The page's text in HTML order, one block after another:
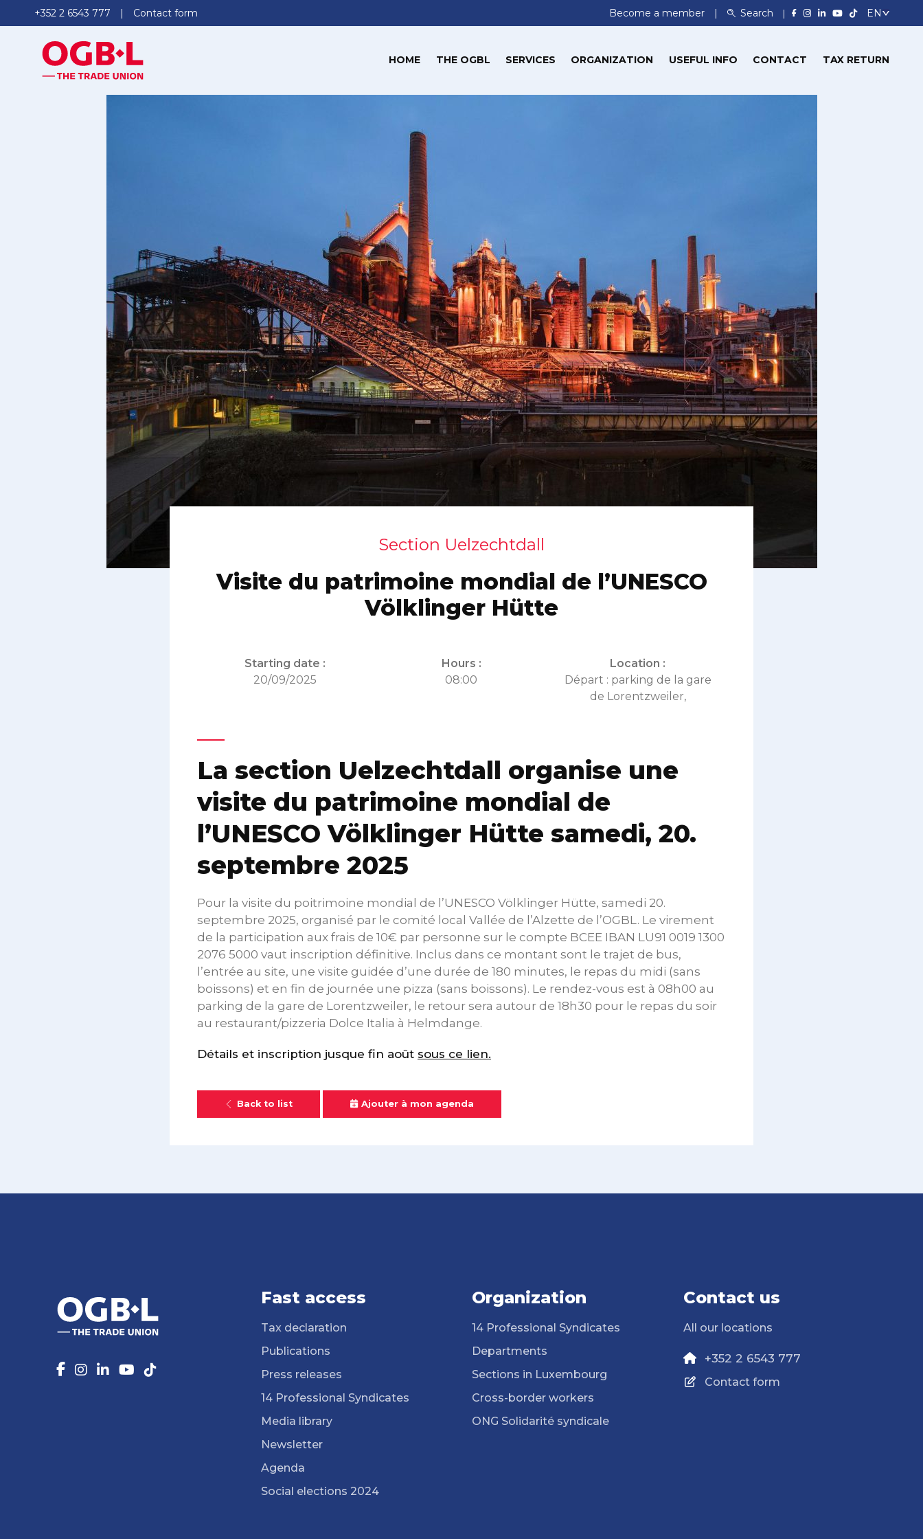
+352 2 6543 777 Contact form Become a member Search
HOME THE OGBL SERVICES ORGANIZATION USEFUL INFO CONTACT TAX RETURN
Section Uelzechtdall
Visite du patrimoine mondial de l’UNESCO
Völklinger Hütte
Starting date :
20/09/2025
Hours :
08:00
Location :
Départ : parking de la gare
de Lorentzweiler,
La section Uelzechtdall organise une
visite du patrimoine mondial de
l’UNESCO Völklinger Hütte samedi, 20.
septembre 2025
Pour la visite du poitrimoine mondial de l’UNESCO Völklinger Hütte, samedi 20.
septembre 2025, organisé par le comité local Vallée de l’Alzette de l’OGBL. Le virement
de la participation aux frais de 10€ par personne sur le compte BCEE IBAN LU91 0019 1300
2076 5000 vaut inscription définitive. Inclus dans ce montant sont le trajet de bus,
l’entrée au site, une visite guidée d’une durée de 180 minutes, le repas du midi (sans
boissons) et en fin de journée une pizza (sans boissons). Le rendez-vous est à 08h00 au
parking de la gare de Lorentzweiler, le retour sera autour de 18h30 pour le repas du soir
au restaurant/pizzeria Dolce Italia à Helmdange.
Détails et inscription jusque fin août sous ce lien.
Back to list Ajouter à mon agenda
Fast access
Tax declaration
Publications
Press releases
14 Professional Syndicates
Media library
Newsletter
Agenda
Social elections 2024
Organization
14 Professional Syndicates
Departments
Sections in Luxembourg
Cross-border workers
ONG Solidarité syndicale
Contact us
All our locations
+352 2 6543 777
Contact form